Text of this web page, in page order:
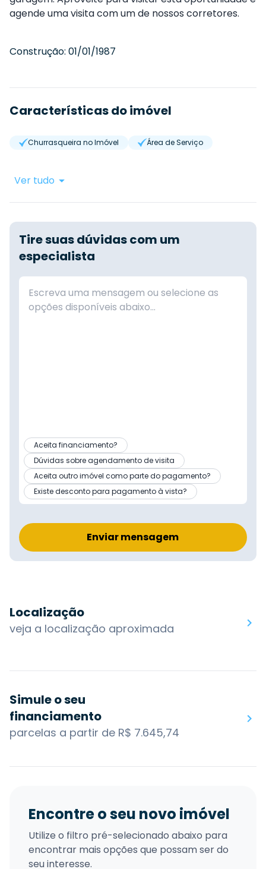
agende uma visita com um de nossos corretores.
Construção: 01/01/1987
Características do imóvel
Churrasqueira no Imóvel Área de Serviço
Ver tudo
Tire suas dúvidas com um
especialista
Aceita financiamento?
Dúvidas sobre agendamento de visita
Aceita outro imóvel como parte do pagamento?
Existe desconto para pagamento à vista?
Enviar mensagem
Localização
veja a localização aproximada
Simule o seu
financiamento
parcelas a partir de R$ 7.645,74
Encontre o seu novo imóvel
Utilize o filtro pré-selecionado abaixo para
encontrar mais opções que possam ser do
seu interesse.